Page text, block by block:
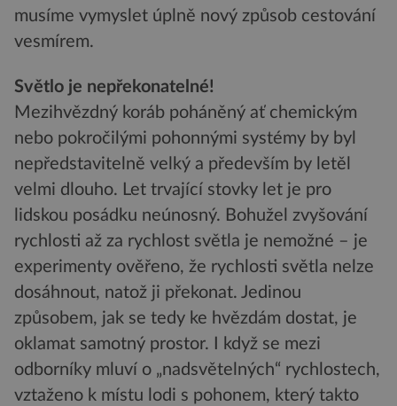
musíme vymyslet úplně nový způsob cestování
vesmírem.
Světlo je nepřekonatelné!
Mezihvězdný koráb poháněný ať chemickým
nebo pokročilými pohonnými systémy by byl
nepředstavitelně velký a především by letěl
velmi dlouho. Let trvající stovky let je pro
lidskou posádku neúnosný. Bohužel zvyšování
rychlosti až za rychlost světla je nemožné – je
experimenty ověřeno, že rychlosti světla nelze
dosáhnout, natož ji překonat. Jedinou
způsobem, jak se tedy ke hvězdám dostat, je
oklamat samotný prostor. I když se mezi
odborníky mluví o „nadsvětelných“ rychlostech,
vztaženo k místu lodi s pohonem, který takto